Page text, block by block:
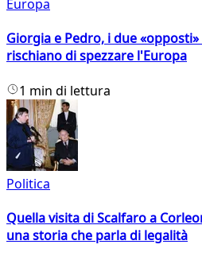
Europa
Giorgia e Pedro, i due
rischiano di spezzare l'Europa
1 min di lettura
Politica
Quella visita di Scalfaro a
una storia che parla di legalità